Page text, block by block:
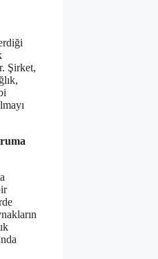
Şirket,